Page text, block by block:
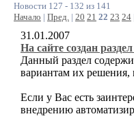
Новости 127 - 132 из 141
Начало | Пред. | 20 21 22 23 24
31.01.2007
На сайте создан
Данный раздел
вариантам их решения,
Если у Вас есть
внедрению